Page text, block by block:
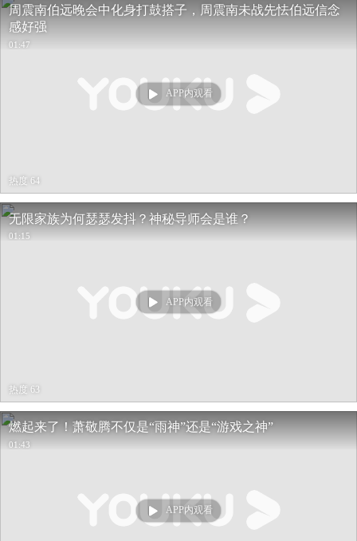
周震南伯远晚会中化身打鼓搭子，周震南未战先怯伯远信念
感好强
01:47
APP内观看
热度 64
无限家族为何瑟瑟发抖？神秘导师会是谁？
01:15
APP内观看
热度 63
燃起来了！萧敬腾不仅是“雨神”还是“游戏之神”
01:43
APP内观看